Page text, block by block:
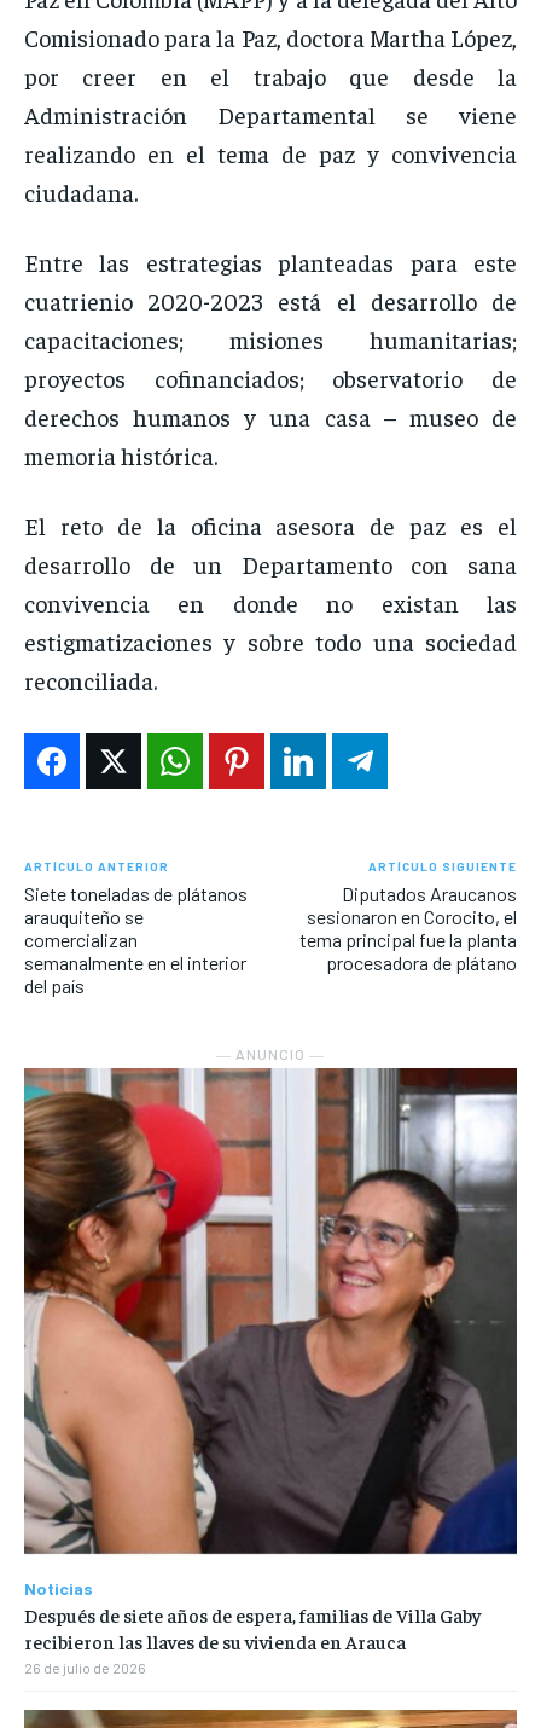
Comisionado para la Paz, doctora Martha López,
por creer en el trabajo que desde la
Administración Departamental se viene
realizando en el tema de paz y convivencia
ciudadana.
Entre las estrategias planteadas para este
cuatrienio 2020-2023 está el desarrollo de
capacitaciones; misiones humanitarias;
proyectos cofinanciados; observatorio de
derechos humanos y una casa – museo de
memoria histórica.
El reto de la oficina asesora de paz es el
desarrollo de un Departamento con sana
convivencia en donde no existan las
estigmatizaciones y sobre todo una sociedad
reconciliada.
ARTÍCULO ANTERIOR
Siete toneladas de plátanos
arauquiteño se
comercializan
semanalmente en el interior
del país
ARTÍCULO SIGUIENTE
Diputados Araucanos
sesionaron en Corocito, el
tema principal fue la planta
procesadora de plátano
― ANUNCIO ―
Noticias
Después de siete años de espera, familias de Villa Gaby
recibieron las llaves de su vivienda en Arauca
26 de julio de 2026